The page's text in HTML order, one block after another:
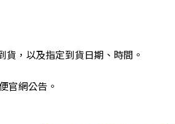
貨，以及指定到貨日期、時間 。
官網公告 。